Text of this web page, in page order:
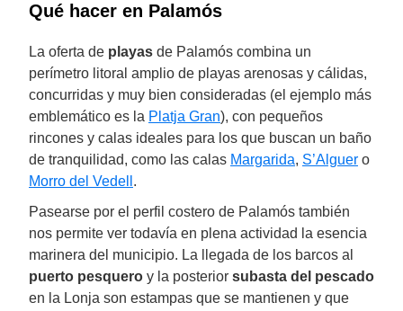
Qué hacer en Palamós
La oferta de playas de Palamós combina un
perímetro litoral amplio de playas arenosas y cálidas,
concurridas y muy bien consideradas (el ejemplo más
emblemático es la Platja Gran), con pequeños
rincones y calas ideales para los que buscan un baño
de tranquilidad, como las calas Margarida, S’Alguer o
Morro del Vedell .
Pasearse por el perfil costero de Palamós también
nos permite ver todavía en plena actividad la esencia
marinera del municipio. La llegada de los barcos al
puerto pesquero y la posterior subasta del pescado
en la Lonja son estampas que se mantienen y que